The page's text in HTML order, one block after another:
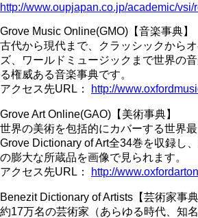
http://www.oupjapan.co.jp/academic/vsi/
Grove Music Online(GMO)【音楽事典】
古代から現代まで、クラッシックから
ズ、ワールドミュージックまで世界の
る権威ある音楽事典です。
アクセス先URL：
http://
Grove Art Online(GAO)【美術事典】
世界の美術を包括的にカバーする世界
Grove Dictionary of Art全34巻を収録し
の膨大な所蔵品を画像で見られます。
アクセス先URL：
http://
Benezit Dictionary of Artists【芸術家事典
約17万名の芸術家（あらゆる時代、知